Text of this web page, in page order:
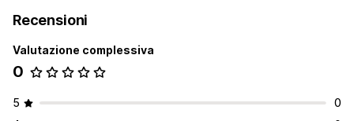
Recensioni
Valutazione complessiva
0
5
0